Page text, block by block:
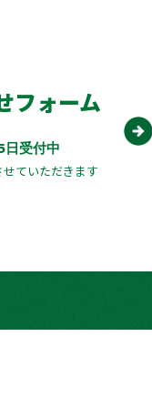
フォーム
受付中
ていただきます